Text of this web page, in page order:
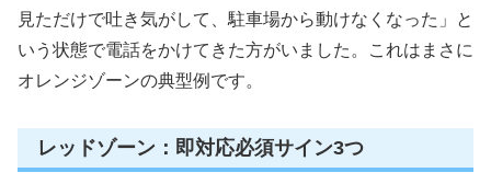
見ただけで吐き気がして、駐車場から動けなくなった」と
いう状態で電話をかけてきた方がいました。これはまさに
オレンジゾーンの典型例です。
レッドゾーン：即対応必須サイン3つ